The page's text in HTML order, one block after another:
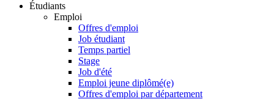
Étudiants
Emploi
Offres d'emploi
Job étudiant
Temps partiel
Stage
Job d'été
Emploi jeune diplômé(e)
Offres d'emploi par département